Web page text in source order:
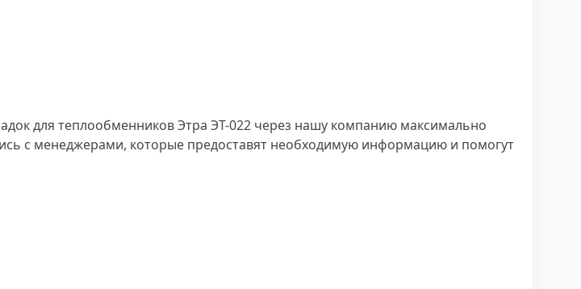
для теплообменников Этра ЭТ-022 через нашу компанию максимально
с менеджерами, которые предоставят необходимую информацию и помогут